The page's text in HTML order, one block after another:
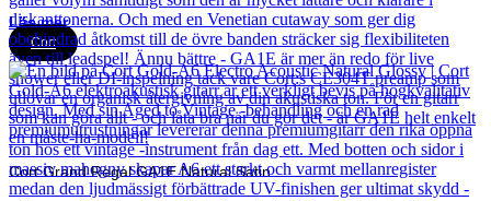
Läs mer
Cort
Cort Grand Regal GA1E Natural Satin